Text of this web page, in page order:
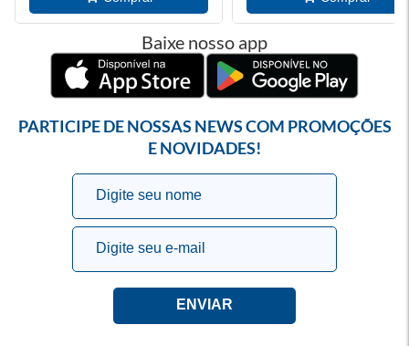
Baixe nosso app
PARTICIPE DE NOSSAS NEWS COM PROMOÇÕES
E NOVIDADES!